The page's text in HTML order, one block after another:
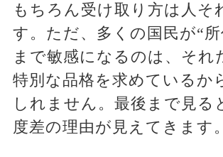
もちろん受け取り方は人そ
す。ただ、多くの国民が“所
まで敏感になるのは、それ
特別な品格を求めているか
しれません。最後まで見る
度差の理由が見えてきます。